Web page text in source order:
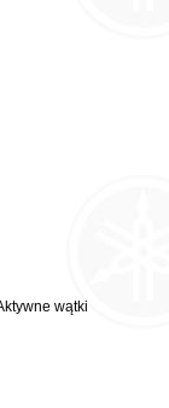
wątki